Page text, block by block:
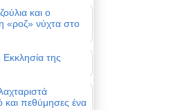
και ο
«ροζ» νύχτα στο
της
πεθύμησες ένα